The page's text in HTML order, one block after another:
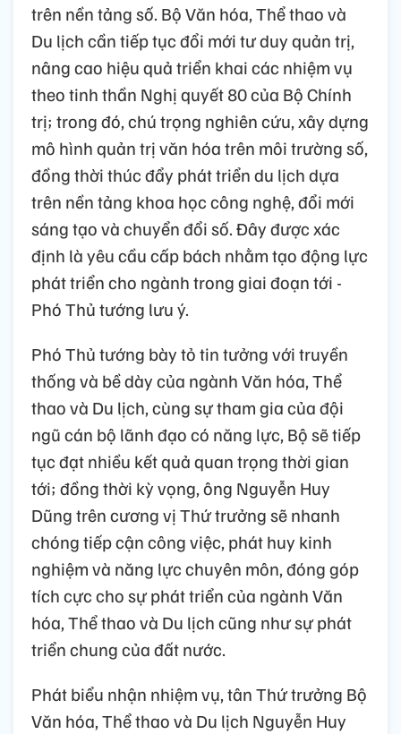
trên nền tảng số. Bộ Văn hóa, Thể thao và
Du lịch cần tiếp tục đổi mới tư duy quản trị,
nâng cao hiệu quả triển khai các nhiệm vụ
theo tinh thần Nghị quyết 80 của Bộ Chính
trị; trong đó, chú trọng nghiên cứu, xây dựng
mô hình quản trị văn hóa trên môi trường số,
đồng thời thúc đẩy phát triển du lịch dựa
trên nền tảng khoa học công nghệ, đổi mới
sáng tạo và chuyển đổi số. Đây được xác
định là yêu cầu cấp bách nhằm tạo động lực
phát triển cho ngành trong giai đoạn tới -
Phó Thủ tướng lưu ý.
Phó Thủ tướng bày tỏ tin tưởng với truyền
thống và bề dày của ngành Văn hóa, Thể
thao và Du lịch, cùng sự tham gia của đội
ngũ cán bộ lãnh đạo có năng lực, Bộ sẽ tiếp
tục đạt nhiều kết quả quan trọng thời gian
tới; đồng thời kỳ vọng, ông Nguyễn Huy
Dũng trên cương vị Thứ trưởng sẽ nhanh
chóng tiếp cận công việc, phát huy kinh
nghiệm và năng lực chuyên môn, đóng góp
tích cực cho sự phát triển của ngành Văn
hóa, Thể thao và Du lịch cũng như sự phát
triển chung của đất nước.
Phát biểu nhận nhiệm vụ, tân Thứ trưởng Bộ
Văn hóa, Thể thao và Du lịch Nguyễn Huy